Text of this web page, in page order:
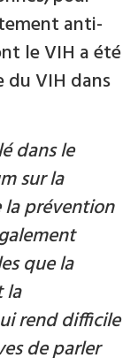
anti-
le VIH a été
du VIH dans
dans le
sur la
la prévention
que la
la
rend difficile
de parler